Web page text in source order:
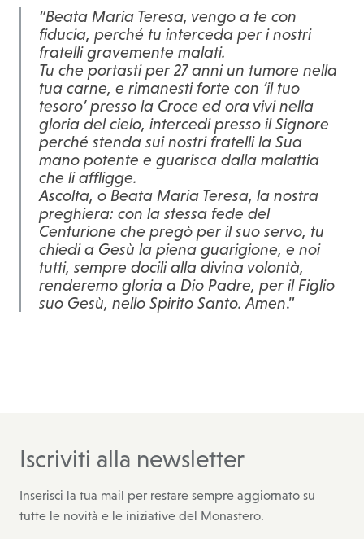
“Beata Maria Teresa, vengo a te con
fiducia, perché tu interceda per i nostri
fratelli gravemente malati.
Tu che portasti per 27 anni un tumore nella
tua carne, e rimanesti forte con ‘il tuo
tesoro’ presso la Croce ed ora vivi nella
gloria del cielo, intercedi presso il Signore
perché stenda sui nostri fratelli la Sua
mano potente e guarisca dalla malattia
che li affligge.
Ascolta, o Beata Maria Teresa, la nostra
preghiera: con la stessa fede del
Centurione che pregò per il suo servo, tu
chiedi a Gesù la piena guarigione, e noi
tutti, sempre docili alla divina volontà,
renderemo gloria a Dio Padre, per il Figlio
suo Gesù, nello Spirito Santo. Amen.”
Iscriviti alla newsletter
Inserisci la tua mail per restare sempre aggiornato su
tutte le novità e le iniziative del Monastero.